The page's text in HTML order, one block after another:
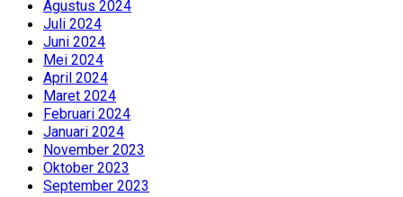
Agustus 2024
Juli 2024
Juni 2024
Mei 2024
April 2024
Maret 2024
Februari 2024
Januari 2024
November 2023
Oktober 2023
September 2023